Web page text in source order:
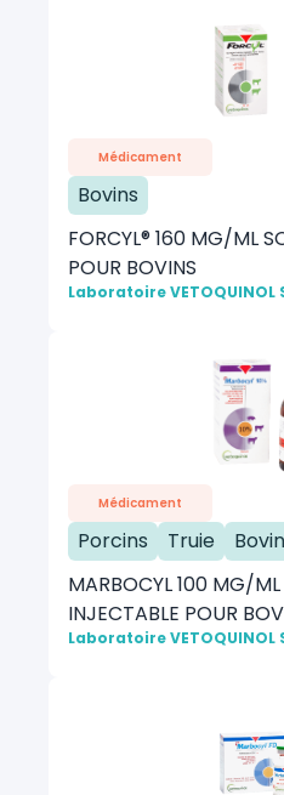
Médicament
Bovins
FORCYL® 160 MG/ML
POUR BOVINS
Laboratoire VETOQUINOL
Médicament
Porcins Truie
MARBOCYL 100 MG/
INJECTABLE POUR
Laboratoire VETOQUINOL